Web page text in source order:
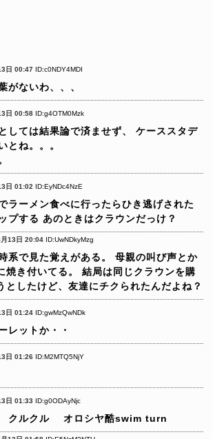
日 00:47 ID:c0NDY4MDI
がないわ、、、
日 00:58 ID:g4OTM0Mzk
しては結果論で済ませず、
ケーススタデ
とね。。。
日 01:02 ID:EyNDc4NzE
ラーメン食べに行ったらひき逃げされた
プする あのときはクラウンだっけ？
13日 20:04 ID:UwNDkyMzg
系で見た覚えがある。
母親の叫び声とか
焼き付いてる。
結局は同じクラウンを購
としたけど、友達にチクられたんだよね？
日 01:24 ID:gwMzQwNDk
レットか・・
日 01:26 ID:M2MTQ5NjY
日 01:33 ID:g0ODAyNjc
クルクル オロシヤ酷swim turn